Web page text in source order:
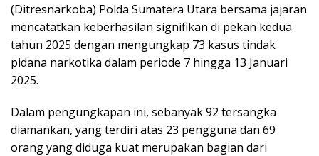
(Ditresnarkoba) Polda Sumatera Utara bersama jajaran
mencatatkan keberhasilan signifikan di pekan kedua
tahun 2025 dengan mengungkap 73 kasus tindak
pidana narkotika dalam periode 7 hingga 13 Januari
2025.
Dalam pengungkapan ini, sebanyak 92 tersangka
diamankan, yang terdiri atas 23 pengguna dan 69
orang yang diduga kuat merupakan bagian dari